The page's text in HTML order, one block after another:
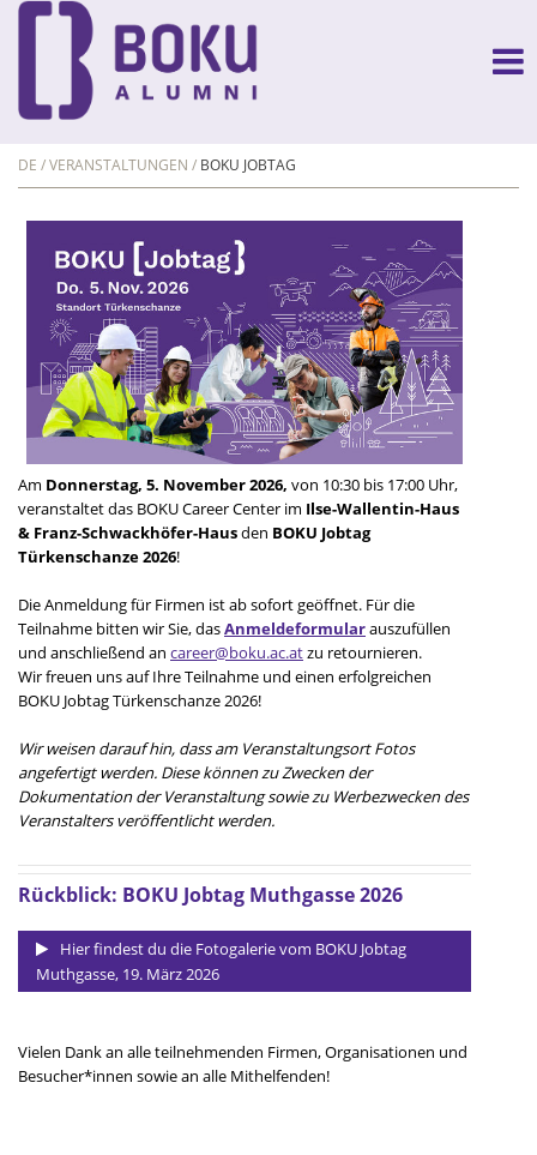
DE VERANSTALTUNGEN BOKU JOBTAG
Am Donnerstag, 5. November 2026, von 10:30 bis 17:00 Uhr,
veranstaltet das BOKU Career Center im Ilse-Wallentin-Haus
& Franz-Schwackhöfer-Hausden BOKU Jobtag
Türkenschanze 2026!
Die Anmeldung für Firmen ist ab sofort geöffnet. Für die
Teilnahme bitten wir Sie, dasAnmeldeformularauszufüllen
und anschließend an career@boku.ac.atzu retournieren.
Wir freuen uns auf Ihre Teilnahme und einen erfolgreichen
BOKU Jobtag Türkenschanze 2026!
Wir weisen darauf hin, dass am Veranstaltungsort Fotos
angefertigt werden. Diese können zu Zwecken der
Dokumentation der Veranstaltung sowie zu Werbezwecken des
Veranstalters veröffentlicht werden.
Rückblick: BOKU Jobtag Muthgasse 2026
Hier findest du die Fotogalerie vom BOKU Jobtag
Muthgasse, 19. März 2026
Vielen Dank an alle teilnehmenden Firmen, Organisationen und
Besucher*innen sowie an alle Mithelfenden!